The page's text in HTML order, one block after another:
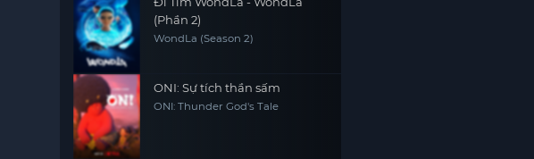
(Phần 2)
WondLa (Season 2)
ONI: Sự tích thần sấm
ONI: Thunder God's Tale